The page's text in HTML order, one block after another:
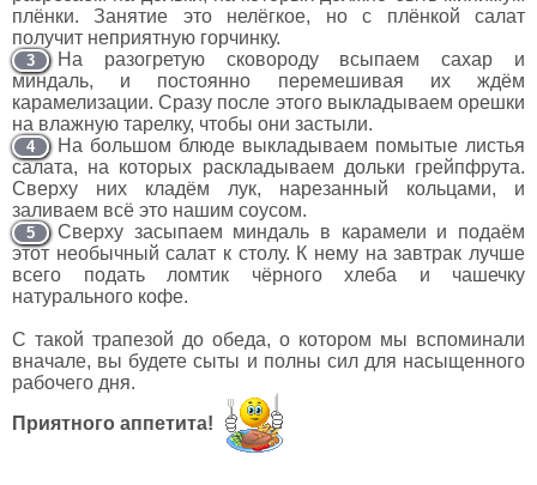
плёнки. Занятие это нелёгкое, но с плёнкой салат
получит неприятную горчинку.
3
На разогретую сковороду всыпаем сахар и
миндаль, и постоянно перемешивая их ждём
карамелизации. Сразу после этого выкладываем орешки
на влажную тарелку, чтобы они застыли.
4
На большом блюде выкладываем помытые листья
салата, на которых раскладываем дольки грейпфрута.
Сверху них кладём лук, нарезанный кольцами, и
заливаем всё это нашим соусом.
5
Сверху засыпаем миндаль в карамели и подаём
этот необычный салат к столу. К нему на завтрак лучше
всего подать ломтик чёрного хлеба и чашечку
натурального кофе.
С такой трапезой до обеда, о котором мы вспоминали
вначале, вы будете сыты и полны сил для насыщенного
рабочего дня.
Приятного аппетита!